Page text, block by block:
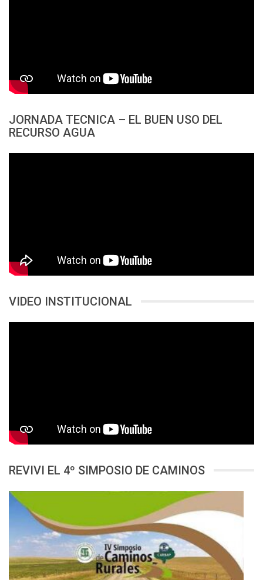
JORNADA TECNICA – EL BUEN USO DEL
RECURSO AGUA
VIDEO INSTITUCIONAL
REVIVI EL 4º SIMPOSIO DE CAMINOS